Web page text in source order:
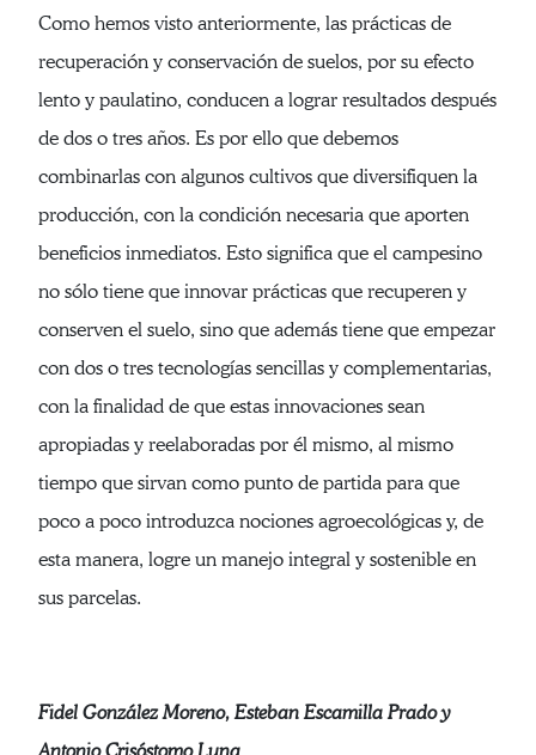
Como hemos visto anteriormente, las prácticas de
recuperación y conservación de suelos, por su efecto
lento y paulatino, conducen a lograr resultados después
de dos o tres años. Es por ello que debemos
combinarlas con algunos cultivos que diversifiquen la
producción, con la condición necesaria que aporten
beneficios inmediatos. Esto significa que el campesino
no sólo tiene que innovar prácticas que recuperen y
conserven el suelo, sino que además tiene que empezar
con dos o tres tecnologías sencillas y complementarias,
con la finalidad de que estas innovaciones sean
apropiadas y reelaboradas por él mismo, al mismo
tiempo que sirvan como punto de partida para que
poco a poco introduzca nociones agroecológicas y, de
esta manera, logre un manejo integral y sostenible en
sus parcelas.
Fidel González Moreno, Esteban Escamilla Prado y
Antonio Crisóstomo Luna